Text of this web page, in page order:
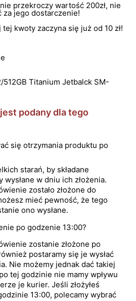
przekroczy wartość 200zł, nie
za jego dostarczenie!
kwoty zaczyna się już od 10 zł!
512GB Titanium Jetbalck SM-
podany dla tego
się otrzymania produktu po
starań, by składane
wysłane w dniu ich złożenia.
zostało złożone do
mieć pewność, że tego
ono wysłane.
po godzenie 13:00?
zostanie złożone po
postaramy się je wysłać
Nie możemy jednak dać takiej
tej godzinie nie mamy wpływu
je kurier. Jeśli złożyłeś
13:00, polecamy wybrać